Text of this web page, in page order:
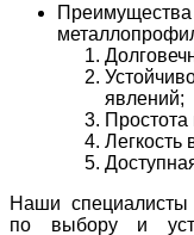
Преимущества
явлений;
Простота
Легкость
Наши специалисты
по выбору и